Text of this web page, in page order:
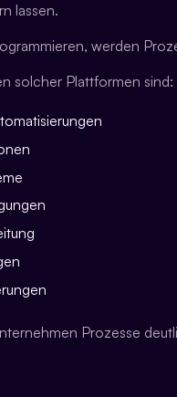
lassen.
werden
solcher Plattformen sind:
Prozesse